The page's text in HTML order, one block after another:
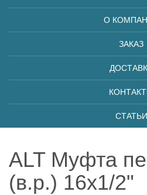
О
ЗАКАЗ
СТАТЬИ
ALT Муфта
(в.р.) 16х1/2"